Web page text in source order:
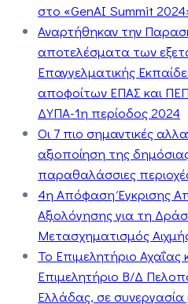
στο «GenAI Summit
Αναρτήθηκαν την
αποτελέσματα των
Επαγγελματικής
αποφοίτων ΕΠΑΣ και
ΔΥΠΑ-1η περίοδος 2024
Οι 7 πιο σημαντικές
αξιοποίηση της
παραθαλάσσιες
4η Απόφαση Έγκρισης
Αξιολόγησης για τη
Μετασχηματισμός
Το Επιμελητήριο Αχαΐας
Επιμελητήριο Β/Δ
Ελλάδας, σε